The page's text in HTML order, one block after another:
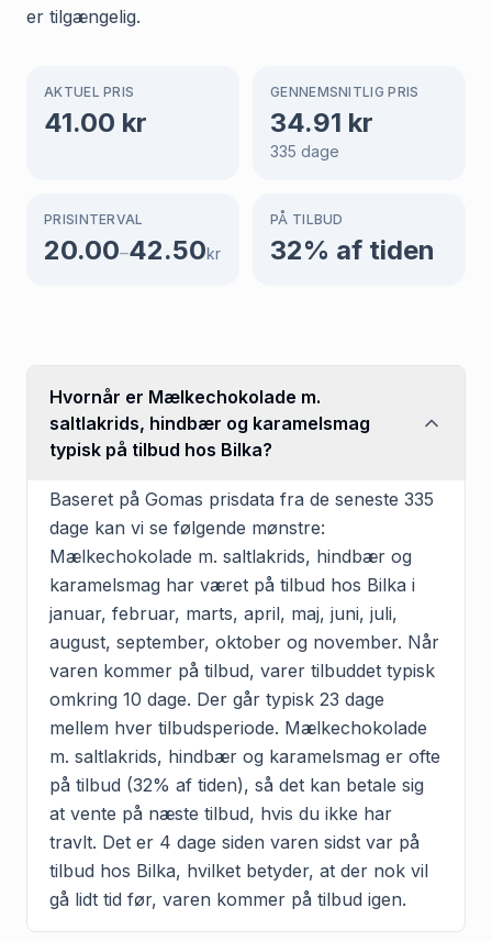
er tilgængelig.
AKTUEL PRIS
41.00 kr
GENNEMSNITLIG PRIS
34.91 kr
335 dage
PRISINTERVAL
20.00–42.50kr
PÅ TILBUD
32% af tiden
Hvornår er Mælkechokolade m.
saltlakrids, hindbær og karamelsmag
typisk på tilbud hos Bilka?
Baseret på Gomas prisdata fra de seneste 335
dage kan vi se følgende mønstre:
Mælkechokolade m. saltlakrids, hindbær og
karamelsmag har været på tilbud hos Bilka i
januar, februar, marts, april, maj, juni, juli,
august, september, oktober og november. Når
varen kommer på tilbud, varer tilbuddet typisk
omkring 10 dage. Der går typisk 23 dage
mellem hver tilbudsperiode. Mælkechokolade
m. saltlakrids, hindbær og karamelsmag er ofte
på tilbud (32% af tiden), så det kan betale sig
at vente på næste tilbud, hvis du ikke har
travlt. Det er 4 dage siden varen sidst var på
tilbud hos Bilka, hvilket betyder, at der nok vil
gå lidt tid før, varen kommer på tilbud igen.